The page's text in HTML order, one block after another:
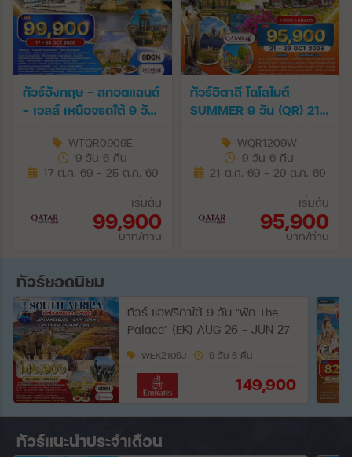
ทัวร์อังกฤษ - สกอตแลนด์
- เวลส์ เหนือจรดใต้ 9 วัน
WTQR0909E
9 วัน 6 คืน
17 ต.ค. 69 - 25 ต.ค. 69
เริ่มต้น
99,900
บาท/ท่าน
ทัวร์อิตาลี โดโลไมต์
SUMMER 9 วัน (QR) 21
WQR1209W
9 วัน 6 คืน
21 ต.ค. 69 - 29 ต.ค. 69
เริ่มต้น
95,900
บาท/ท่าน
ทัวร์ยอดนิยม
ทัวร์ แอฟริกาใต้ 9 วัน "พัก The
Palace" (EK) AUG 26 - JUN 27
WEK2109J 9 วัน 6 คืน
149,900
ทัวร์แนะนำประจำเดือน